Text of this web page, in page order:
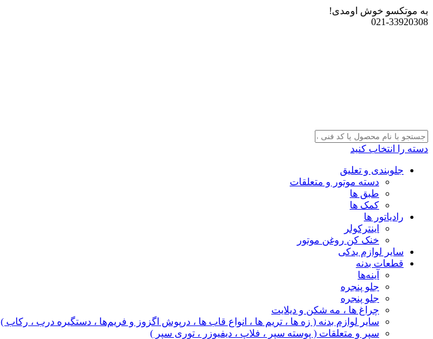
به موتکسو خوش اومدی!
021-33920308
دسته را انتخاب کنید
جلوبندی و تعلیق
دسته موتور و متعلقات
طبق ها
کمک ها
رادیاتور ها
اینترکولر
خنک کن روغن موتور
سایر لوازم یدکی
قطعات بدنه
آینه‌ها
جلو پنجره
جلو پنجره
چراغ‌ ها ، مه‌ شکن و دیلایت
سایر لوازم بدنه ( زه ها ، تریم ها ، انواع قاب ها ، درپوش اگزوز و فریم‌ها ، دستگیره درب ، رکاب )
سپر و متعلقات ( پوسته سپر ، فلاپ ، دیفیوزر ، توری سپر )